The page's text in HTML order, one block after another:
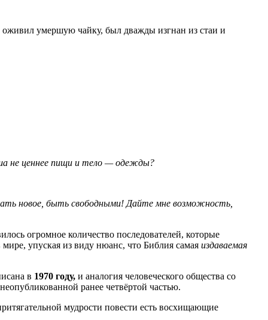
умершую чайку, был дважды изгнан из стаи и
не ценнее пищи и тело — одежды?
новое, быть свободными! Дайте мне возможность,
огромное количество последователей, которые
упуская из виду нюанс, что Библия самая издаваемая
в 1970 году, и аналогия человеческого общества со
ранее четвёртой частью.
мудрости повести есть восхищающие